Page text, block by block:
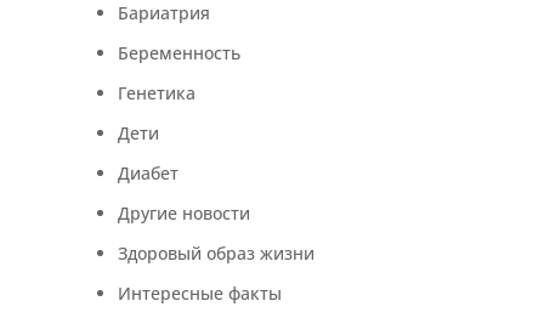
Бариатрия
Беременность
Генетика
Дети
Диабет
Другие новости
Здоровый образ жизни
Интересные факты